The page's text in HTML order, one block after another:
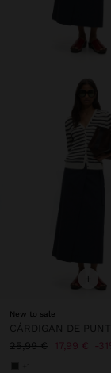
+
New to sale
25,99 €
17,99 € 31%